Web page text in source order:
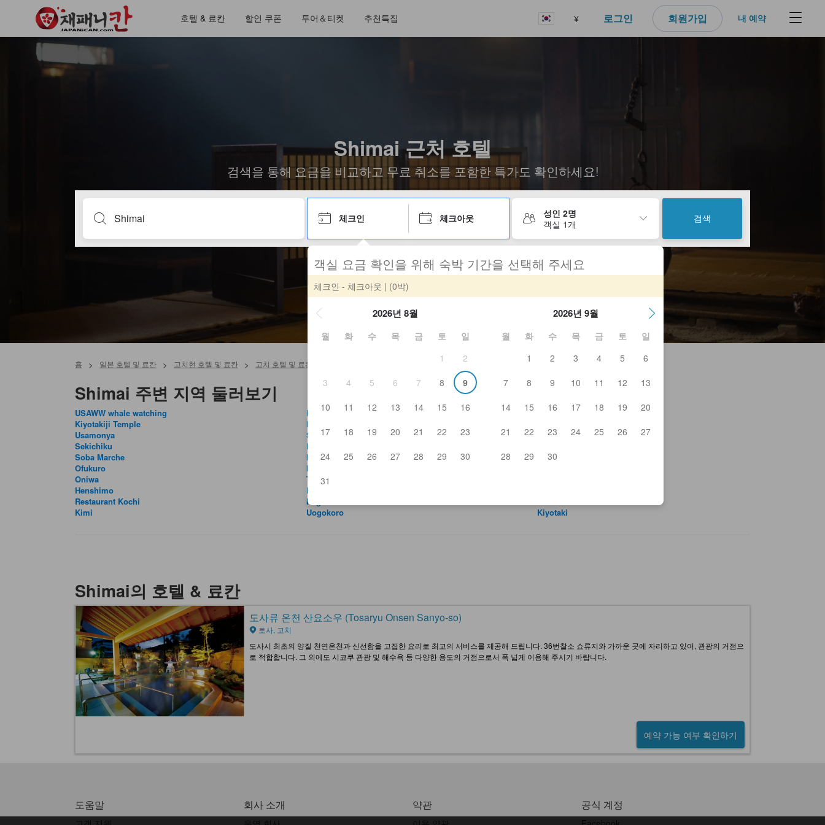
호텔 & 료칸 할인 쿠폰 투어＆티켓 추천특집 ¥ 로그인 회원가입 내 예약
Shimai 근처 호텔
검색을 통해 요금을 비교하고 무료 취소를 포함한 특가도 확인하세요!
체크인 체크아웃
성인 2명
객실 1개
검색
객실 요금 확인을 위해 숙박 기간을 선택해 주세요
체크인 - 체크아웃 | (0박)
2026년 8월
월 화 수 목 금 토
일
1
2
3
4 5 6 7 8
9
10
11 12 13 14 15
16
17
18 19 20 21 22
23
24
25 26 27 28 29
30
31
2026년 9월
월 화 수 목 금 토
일
1
2 3 4 5
6
7
8 9 10 11 12
13
14
15 16 17 18 19
20
21
22 23 24 25 26
27
28
29 30
홈 > 일본 호텔 및 료칸 > 고치현 호텔 및 료칸 > 고치 호텔 및 료칸
Shimai 주변 지역 둘러보기
USAWW whale watching
Kiyotakiji Temple
Usamonya
Sekichiku
Soba Marche
Ofukuro
Oniwa
Henshimo
Restaurant Kochi
Kimi
Kasagotei
Hinasaku
Shimai
Kashiwa
Hikobei
Mos Burger Tosa Takaoka
Tonkichi
Drive in Stop
Nagisa
Uogokoro
Okina
Taishoken
Sukiya
Kiyotaki
Shimai의 호텔 & 료칸
도사류 온천 산요소우 (Tosaryu Onsen Sanyo-so)
토사, 고치
도사시 최초의 양질 천연온천과 신선함을 고집한 요리로 최고의 서비스를 제공해 드립니다. 36번찰소 쇼류지와 가까운 곳에 자리하고 있어, 관광의 거점으
로 적합합니다. 그 외에도 시코쿠 관광 및 해수욕 등 다양한 용도의 거점으로서 폭 넓게 이용해 주시기 바랍니다.
예약 가능 여부 확인하기
도움말 회사 소개 약관 공식 계정